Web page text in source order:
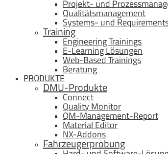
Projekt- und
Qualitätsmanagement
Systems- und
Training
Engineering Trainings
E-Learning Lösungen
Web-Based Trainings
Beratung
PRODUKTE
DMU-Produkte
Connect
Quality Monitor
QM-Management-Report
Material Editor
NX-Addons
Fahrzeugerprobung